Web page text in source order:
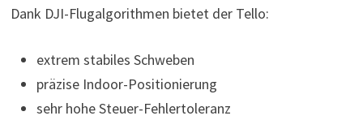
Dank DJI-Flugalgorithmen bietet der Tello:
extrem stabiles Schweben
präzise Indoor-Positionierung
sehr hohe Steuer-Fehlertoleranz